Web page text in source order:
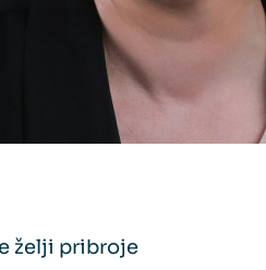
želji pribroje